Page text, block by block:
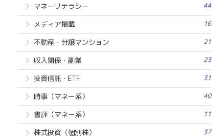
マネーリテラシー 44
メディア掲載 16
不動産・分譲マンション 21
収入関係・副業 23
投資信託・ETF 31
時事（マネー系） 40
書評（マネー系） 11
株式投資（個別株） 37